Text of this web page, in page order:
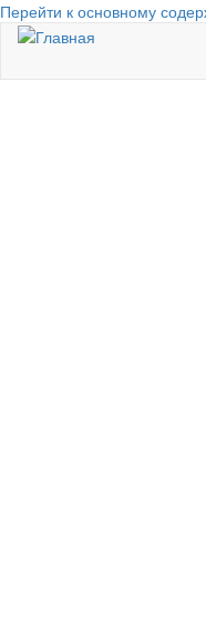
Перейти к основному